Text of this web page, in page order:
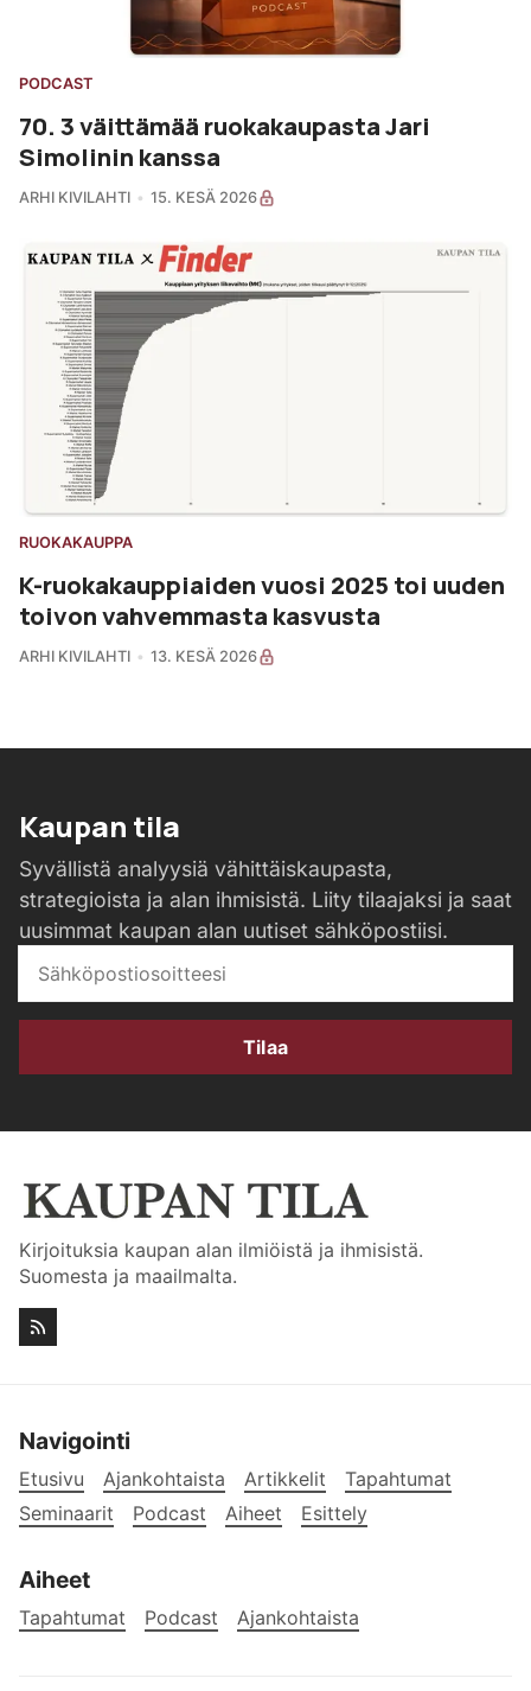
PODCAST
70. 3 väittämää ruokakaupasta Jari
Simolinin kanssa
ARHI KIVILAHTI 15. KESÄ 2026
RUOKAKAUPPA
K-ruokakauppiaiden vuosi 2025 toi uuden
toivon vahvemmasta kasvusta
ARHI KIVILAHTI 13. KESÄ 2026
Kaupan tila
Syvällistä analyysiä vähittäiskaupasta,
strategioista ja alan ihmisistä. Liity tilaajaksi ja saat
uusimmat kaupan alan uutiset sähköpostiisi.
Tilaa
Kirjoituksia kaupan alan ilmiöistä ja ihmisistä.
Suomesta ja maailmalta.
Navigointi
Etusivu Ajankohtaista Artikkelit
Tapahtumat
Seminaarit
Podcast Aiheet Esittely
Aiheet
Tapahtumat Podcast Ajankohtaista